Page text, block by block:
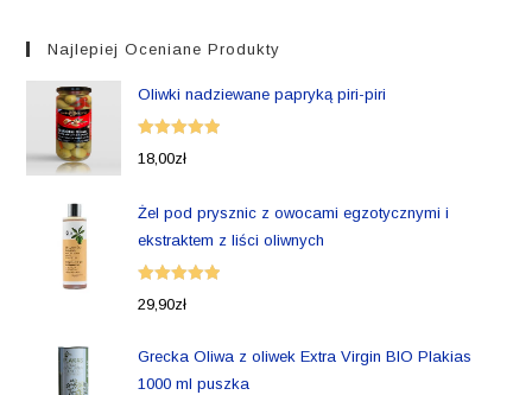
Najlepiej Oceniane Produkty
Oliwki nadziewane papryką piri-piri
Oceniono
18,00zł
Żel pod prysznic z owocami egzotycznymi i
ekstraktem z liści oliwnych
Oceniono
29,90zł
Grecka Oliwa z oliwek Extra Virgin BIO Plakias
1000 ml puszka